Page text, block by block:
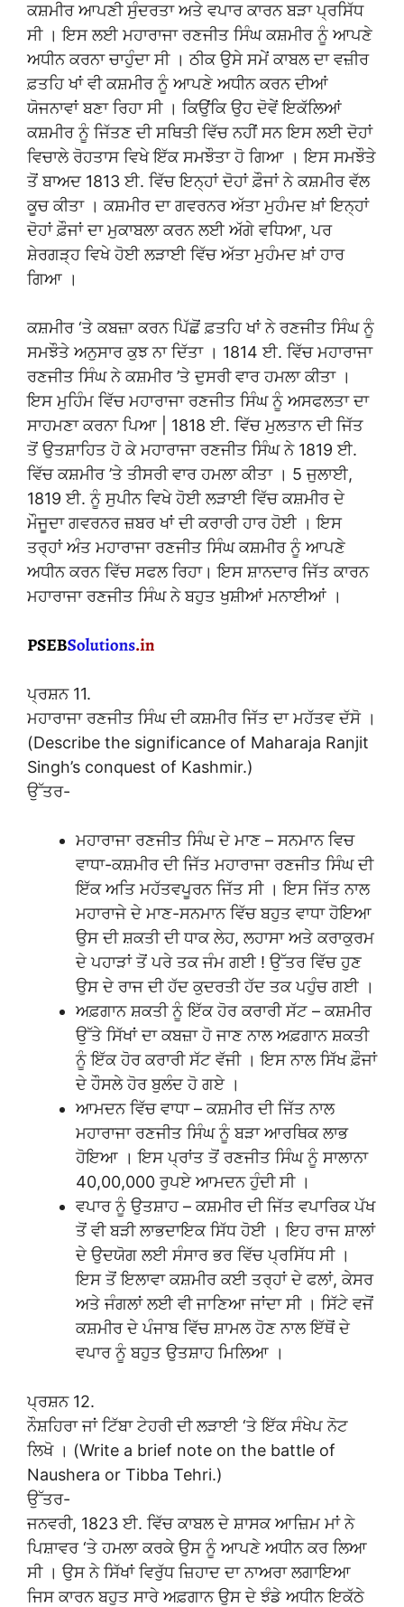
ਕਸ਼ਮੀਰ ਆਪਣੀ ਸੁੰਦਰਤਾ ਅਤੇ ਵਪਾਰ ਕਾਰਨ ਬੜਾ ਪ੍ਰਸਿੱਧ
ਸੀ । ਇਸ ਲਈ ਮਹਾਰਾਜਾ ਰਣਜੀਤ ਸਿੰਘ ਕਸ਼ਮੀਰ ਨੂੰ ਆਪਣੇ
ਅਧੀਨ ਕਰਨਾ ਚਾਹੁੰਦਾ ਸੀ । ਠੀਕ ਉਸੇ ਸਮੇਂ ਕਾਬਲ ਦਾ ਵਜ਼ੀਰ
ਫ਼ਤਹਿ ਖਾਂ ਵੀ ਕਸ਼ਮੀਰ ਨੂੰ ਆਪਣੇ ਅਧੀਨ ਕਰਨ ਦੀਆਂ
ਯੋਜਨਾਵਾਂ ਬਣਾ ਰਿਹਾ ਸੀ । ਕਿਉਂਕਿ ਉਹ ਦੋਵੇਂ ਇਕੱਲਿਆਂ
ਕਸ਼ਮੀਰ ਨੂੰ ਜਿੱਤਣ ਦੀ ਸਥਿਤੀ ਵਿੱਚ ਨਹੀਂ ਸਨ ਇਸ ਲਈ ਦੋਹਾਂ
ਵਿਚਾਲੇ ਰੋਹਤਾਸ ਵਿਖੇ ਇੱਕ ਸਮਝੌਤਾ ਹੋ ਗਿਆ । ਇਸ ਸਮਝੌਤੇ
ਤੋਂ ਬਾਅਦ 1813 ਈ. ਵਿੱਚ ਇਨ੍ਹਾਂ ਦੋਹਾਂ ਫ਼ੌਜਾਂ ਨੇ ਕਸ਼ਮੀਰ ਵੱਲ
ਕੂਚ ਕੀਤਾ । ਕਸ਼ਮੀਰ ਦਾ ਗਵਰਨਰ ਅੱਤਾ ਮੁਹੰਮਦ ਖ਼ਾਂ ਇਨ੍ਹਾਂ
ਦੋਹਾਂ ਫ਼ੌਜਾਂ ਦਾ ਮੁਕਾਬਲਾ ਕਰਨ ਲਈ ਅੱਗੇ ਵਧਿਆ, ਪਰ
ਸ਼ੇਰਗੜ੍ਹ ਵਿਖੇ ਹੋਈ ਲੜਾਈ ਵਿੱਚ ਅੱਤਾ ਮੁਹੰਮਦ ਖ਼ਾਂ ਹਾਰ
ਗਿਆ ।
ਕਸ਼ਮੀਰ ‘ਤੇ ਕਬਜ਼ਾ ਕਰਨ ਪਿੱਛੋਂ ਫ਼ਤਹਿ ਖਾਂ ਨੇ ਰਣਜੀਤ ਸਿੰਘ ਨੂੰ
ਸਮਝੌਤੇ ਅਨੁਸਾਰ ਕੁਝ ਨਾ ਦਿੱਤਾ । 1814 ਈ. ਵਿੱਚ ਮਹਾਰਾਜਾ
ਰਣਜੀਤ ਸਿੰਘ ਨੇ ਕਸ਼ਮੀਰ ’ਤੇ ਦੁਸਰੀ ਵਾਰ ਹਮਲਾ ਕੀਤਾ ।
ਇਸ ਮੁਹਿੰਮ ਵਿੱਚ ਮਹਾਰਾਜਾ ਰਣਜੀਤ ਸਿੰਘ ਨੂੰ ਅਸਫਲਤਾ ਦਾ
ਸਾਹਮਣਾ ਕਰਨਾ ਪਿਆ | 1818 ਈ. ਵਿੱਚ ਮੁਲਤਾਨ ਦੀ ਜਿੱਤ
ਤੋਂ ਉਤਸ਼ਾਹਿਤ ਹੋ ਕੇ ਮਹਾਰਾਜਾ ਰਣਜੀਤ ਸਿੰਘ ਨੇ 1819 ਈ.
ਵਿੱਚ ਕਸ਼ਮੀਰ ’ਤੇ ਤੀਸਰੀ ਵਾਰ ਹਮਲਾ ਕੀਤਾ । 5 ਜੁਲਾਈ,
1819 ਈ. ਨੂੰ ਸੁਪੀਨ ਵਿਖੇ ਹੋਈ ਲੜਾਈ ਵਿੱਚ ਕਸ਼ਮੀਰ ਦੇ
ਮੌਜੂਦਾ ਗਵਰਨਰ ਜ਼ਬਰ ਖਾਂ ਦੀ ਕਰਾਰੀ ਹਾਰ ਹੋਈ । ਇਸ
ਤਰ੍ਹਾਂ ਅੰਤ ਮਹਾਰਾਜਾ ਰਣਜੀਤ ਸਿੰਘ ਕਸ਼ਮੀਰ ਨੂੰ ਆਪਣੇ
ਅਧੀਨ ਕਰਨ ਵਿੱਚ ਸਫਲ ਰਿਹਾ। ਇਸ ਸ਼ਾਨਦਾਰ ਜਿੱਤ ਕਾਰਨ
ਮਹਾਰਾਜਾ ਰਣਜੀਤ ਸਿੰਘ ਨੇ ਬਹੁਤ ਖੁਸ਼ੀਆਂ ਮਨਾਈਆਂ ।
ਪ੍ਰਸ਼ਨ 11.
ਮਹਾਰਾਜਾ ਰਣਜੀਤ ਸਿੰਘ ਦੀ ਕਸ਼ਮੀਰ ਜਿੱਤ ਦਾ ਮਹੱਤਵ ਦੱਸੋ ।
(Describe the significance of Maharaja Ranjit
Singh’s conquest of Kashmir.)
ਉੱਤਰ-
ਮਹਾਰਾਜਾ ਰਣਜੀਤ ਸਿੰਘ ਦੇ ਮਾਣ – ਸਨਮਾਨ ਵਿਚ
ਵਾਧਾ-ਕਸ਼ਮੀਰ ਦੀ ਜਿੱਤ ਮਹਾਰਾਜਾ ਰਣਜੀਤ ਸਿੰਘ ਦੀ
ਇੱਕ ਅਤਿ ਮਹੱਤਵਪੂਰਨ ਜਿੱਤ ਸੀ । ਇਸ ਜਿੱਤ ਨਾਲ
ਮਹਾਰਾਜੇ ਦੇ ਮਾਣ-ਸਨਮਾਨ ਵਿੱਚ ਬਹੁਤ ਵਾਧਾ ਹੋਇਆ
ਉਸ ਦੀ ਸ਼ਕਤੀ ਦੀ ਧਾਕ ਲੇਹ, ਲਹਾਸਾ ਅਤੇ ਕਰਾਕੁਰਮ
ਦੇ ਪਹਾੜਾਂ ਤੋਂ ਪਰੇ ਤਕ ਜੰਮ ਗਈ ! ਉੱਤਰ ਵਿੱਚ ਹੁਣ
ਉਸ ਦੇ ਰਾਜ ਦੀ ਹੱਦ ਕੁਦਰਤੀ ਹੱਦ ਤਕ ਪਹੁੰਚ ਗਈ ।
ਅਫ਼ਗਾਨ ਸ਼ਕਤੀ ਨੂੰ ਇੱਕ ਹੋਰ ਕਰਾਰੀ ਸੱਟ – ਕਸ਼ਮੀਰ
ਉੱਤੇ ਸਿੱਖਾਂ ਦਾ ਕਬਜ਼ਾ ਹੋ ਜਾਣ ਨਾਲ ਅਫ਼ਗਾਨ ਸ਼ਕਤੀ
ਨੂੰ ਇੱਕ ਹੋਰ ਕਰਾਰੀ ਸੱਟ ਵੱਜੀ । ਇਸ ਨਾਲ ਸਿੱਖ ਫ਼ੌਜਾਂ
ਦੇ ਹੌਸਲੇ ਹੋਰ ਬੁਲੰਦ ਹੋ ਗਏ ।
ਆਮਦਨ ਵਿੱਚ ਵਾਧਾ – ਕਸ਼ਮੀਰ ਦੀ ਜਿੱਤ ਨਾਲ
ਮਹਾਰਾਜਾ ਰਣਜੀਤ ਸਿੰਘ ਨੂੰ ਬੜਾ ਆਰਥਿਕ ਲਾਭ
ਹੋਇਆ । ਇਸ ਪ੍ਰਾਂਤ ਤੋਂ ਰਣਜੀਤ ਸਿੰਘ ਨੂੰ ਸਾਲਾਨਾ
40,00,000 ਰੁਪਏ ਆਮਦਨ ਹੁੰਦੀ ਸੀ ।
ਵਪਾਰ ਨੂੰ ਉਤਸ਼ਾਹ – ਕਸ਼ਮੀਰ ਦੀ ਜਿੱਤ ਵਪਾਰਿਕ ਪੱਖ
ਤੋਂ ਵੀ ਬੜੀ ਲਾਭਦਾਇਕ ਸਿੱਧ ਹੋਈ । ਇਹ ਰਾਜ ਸ਼ਾਲਾਂ
ਦੇ ਉਦਯੋਗ ਲਈ ਸੰਸਾਰ ਭਰ ਵਿੱਚ ਪ੍ਰਸਿੱਧ ਸੀ ।
ਇਸ ਤੋਂ ਇਲਾਵਾ ਕਸ਼ਮੀਰ ਕਈ ਤਰ੍ਹਾਂ ਦੇ ਫਲਾਂ, ਕੇਸਰ
ਅਤੇ ਜੰਗਲਾਂ ਲਈ ਵੀ ਜਾਣਿਆ ਜਾਂਦਾ ਸੀ । ਸਿੱਟੇ ਵਜੋਂ
ਕਸ਼ਮੀਰ ਦੇ ਪੰਜਾਬ ਵਿੱਚ ਸ਼ਾਮਲ ਹੋਣ ਨਾਲ ਇੱਥੋਂ ਦੇ
ਵਪਾਰ ਨੂੰ ਬਹੁਤ ਉਤਸ਼ਾਹ ਮਿਲਿਆ ।
ਪ੍ਰਸ਼ਨ 12.
ਨੌਸ਼ਹਿਰਾ ਜਾਂ ਟਿੱਬਾ ਟੇਹਰੀ ਦੀ ਲੜਾਈ ‘ਤੇ ਇੱਕ ਸੰਖੇਪ ਨੋਟ
ਲਿਖੋ । (Write a brief note on the battle of
Naushera or Tibba Tehri.)
ਉੱਤਰ-
ਜਨਵਰੀ, 1823 ਈ. ਵਿੱਚ ਕਾਬਲ ਦੇ ਸ਼ਾਸਕ ਆਜ਼ਿਮ ਮਾਂ ਨੇ
ਪਿਸ਼ਾਵਰ ‘ਤੇ ਹਮਲਾ ਕਰਕੇ ਉਸ ਨੂੰ ਆਪਣੇ ਅਧੀਨ ਕਰ ਲਿਆ
ਸੀ । ਉਸ ਨੇ ਸਿੱਖਾਂ ਵਿਰੁੱਧ ਜ਼ਿਹਾਦ ਦਾ ਨਾਅਰਾ ਲਗਾਇਆ
ਜਿਸ ਕਾਰਨ ਬਹੁਤ ਸਾਰੇ ਅਫ਼ਗਾਨ ਉਸ ਦੇ ਝੰਡੇ ਅਧੀਨ ਇਕੱਠੇ